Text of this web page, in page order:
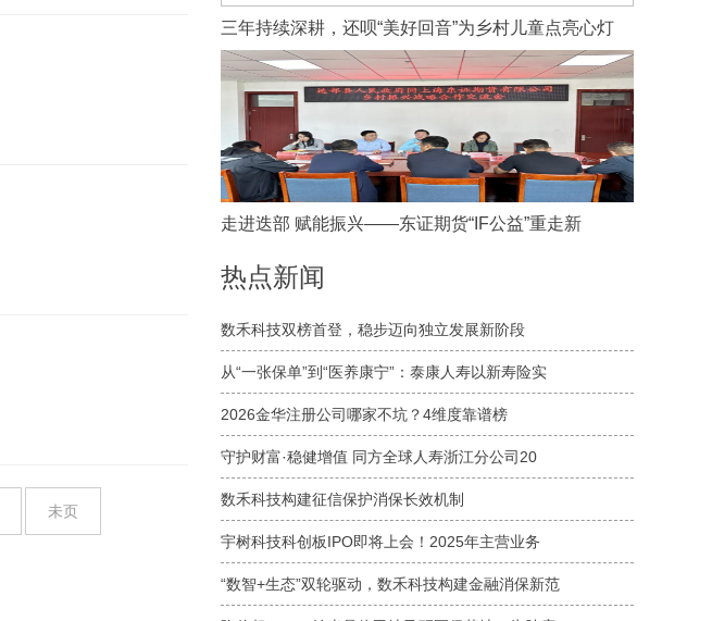
未页
三年持续深耕，还呗“美好回音”为乡村儿童点亮心灯
走进迭部 赋能振兴——东证期货“IF公益”重走新
热点新闻
数禾科技双榜首登，稳步迈向独立发展新阶段
从“一张保单”到“医养康宁”：泰康人寿以新寿险实
2026金华注册公司哪家不坑？4维度靠谱榜
守护财富·稳健增值 同方全球人寿浙江分公司20
数禾科技构建征信保护消保长效机制
宇树科技科创板IPO即将上会！2025年主营业务
“数智+生态”双轮驱动，数禾科技构建金融消保新范